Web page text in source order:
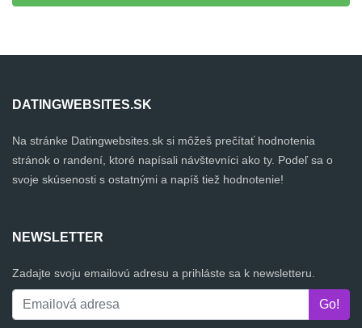
DATINGWEBSITES.SK
Na stránke Datingwebsites.sk si môžeš prečítať hodnotenia
stránok o randení, ktoré napísali návštevníci ako ty. Podeľ sa o
svoje skúsenosti s ostatnými a napíš tiež hodnotenie!
NEWSLETTER
Zadajte svoju emailovú adresu a prihláste sa k newsletteru.